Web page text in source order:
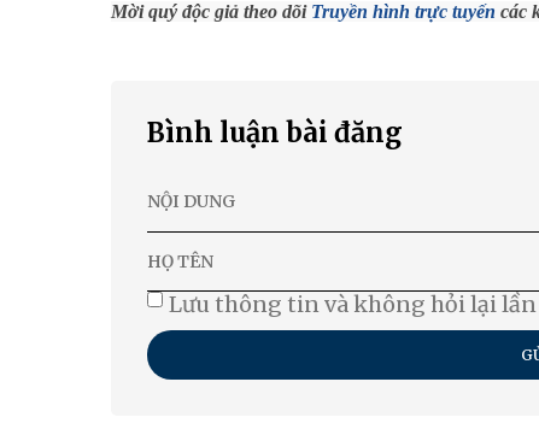
Mời quý độc giả theo dõi Truyền hình trực tuyến các
Bình luận bài đăng
Lưu thông tin và không hỏi lại lần